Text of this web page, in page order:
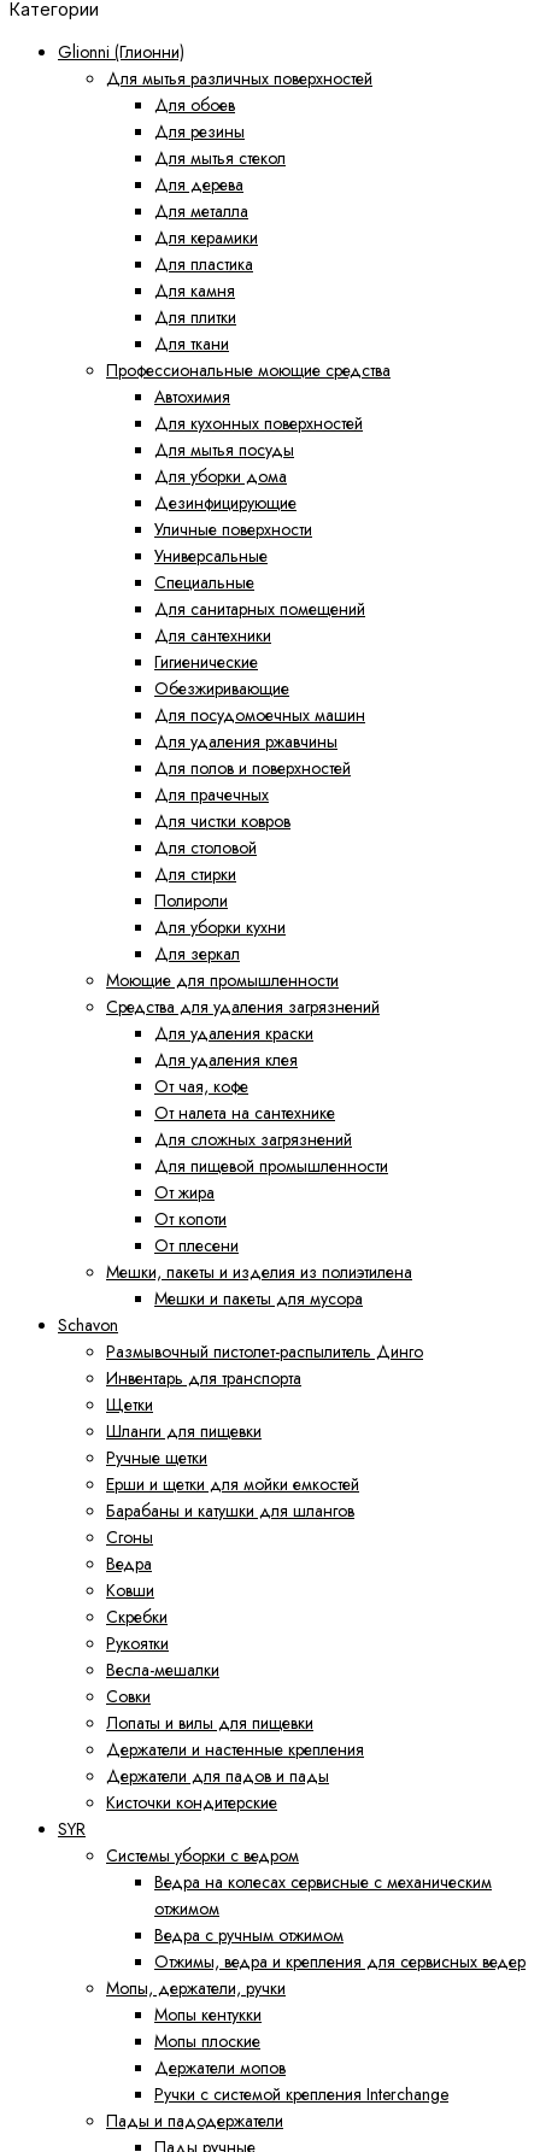
Категории
Glionni (Глионни)
Для мытья различных поверхностей
Для обоев
Для резины
Для мытья стекол
Для дерева
Для металла
Для керамики
Для пластика
Для камня
Для плитки
Для ткани
Профессиональные моющие средства
Автохимия
Для кухонных поверхностей
Для мытья посуды
Для уборки дома
Дезинфицирующие
Уличные поверхности
Универсальные
Специальные
Для санитарных помещений
Для сантехники
Гигиенические
Обезжиривающие
Для посудомоечных машин
Для удаления ржавчины
Для полов и поверхностей
Для прачечных
Для чистки ковров
Для столовой
Для стирки
Полироли
Для уборки кухни
Для зеркал
Моющие для промышленности
Средства для удаления загрязнений
Для удаления краски
Для удаления клея
От чая, кофе
От налета на сантехнике
Для сложных загрязнений
Для пищевой промышленности
От жира
От копоти
От плесени
Мешки, пакеты и изделия из полиэтилена
Мешки и пакеты для мусора
Schavon
Размывочный пистолет-распылитель Динго
Инвентарь для транспорта
Щетки
Шланги для пищевки
Ручные щетки
Ерши и щетки для мойки емкостей
Барабаны и катушки для шлангов
Сгоны
Ведра
Ковши
Скребки
Рукоятки
Весла-мешалки
Совки
Лопаты и вилы для пищевки
Держатели и настенные крепления
Держатели для падов и пады
Кисточки кондитерские
SYR
Системы уборки с ведром
Ведра на колесах сервисные с механическим
отжимом
Ведра с ручным отжимом
Отжимы, ведра и крепления для сервисных ведер
Мопы, держатели, ручки
Мопы кентукки
Мопы плоские
Держатели мопов
Ручки с системой крепления Interchange
Пады и падодержатели
Пады ручные